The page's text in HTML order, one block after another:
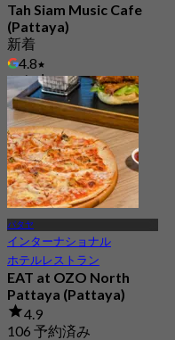
Tah Siam Music Cafe
(Pattaya)
新着
4.8
から฿ 572
パタヤ
インターナショナル
ホテルレストラン
EAT at OZO North
Pattaya (Pattaya)
4.9
106 予約済み